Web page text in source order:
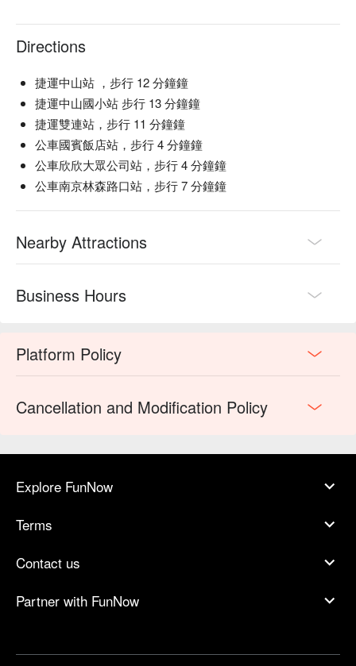
Directions
捷運中山站 ，步行 12 分鐘鐘
捷運中山國小站 步行 13 分鐘鐘
捷運雙連站，步行 11 分鐘鐘
公車國賓飯店站，步行 4 分鐘鐘
公車欣欣大眾公司站，步行 4 分鐘鐘
公車南京林森路口站，步行 7 分鐘鐘
Nearby Attractions
Business Hours
Platform Policy
Cancellation and Modification Policy
Explore FunNow
Terms
Contact us
Partner with FunNow